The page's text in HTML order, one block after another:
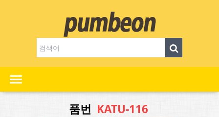
품번 KATU-116